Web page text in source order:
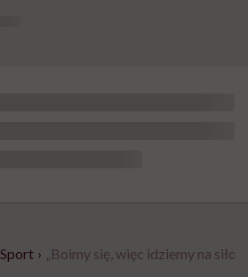
Sport › „Boimy się, więc idziemy na